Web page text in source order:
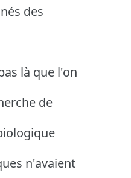
des
là que l'on
de
n'avaient